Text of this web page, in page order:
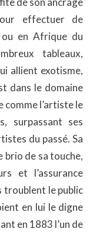
effectuer de
ou en Afrique du
tableaux,
allient exotisme,
dans le domaine
comme l’artiste le
surpassant ses
du passé. Sa
brio de sa touche,
et l’assurance
troublent le public
en lui le digne
en 1883 l’un de